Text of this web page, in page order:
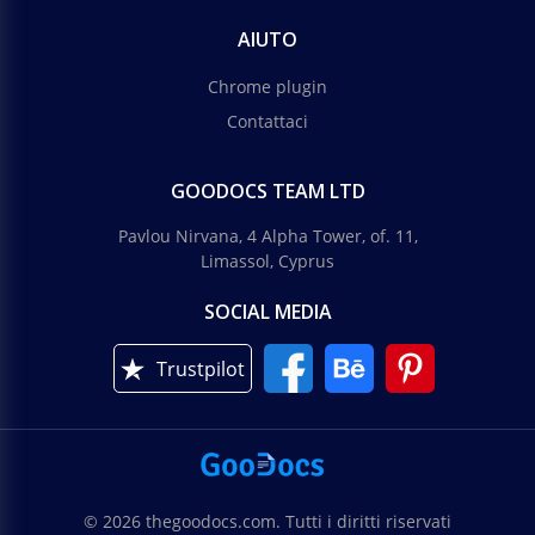
AIUTO
Chrome plugin
Contattaci
GOODOCS TEAM LTD
Pavlou Nirvana, 4 Alpha Tower, of. 11,
Limassol, Cyprus
SOCIAL MEDIA
Trustpilot
© 2026 thegoodocs.com. Tutti i diritti riservati